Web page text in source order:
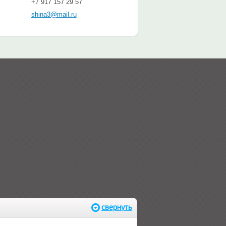
+7 917 157 29 57
shina3@mail.ru
свернуть